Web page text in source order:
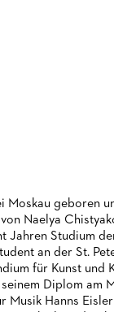
Moskau geboren
Naelya
Jahren Studium
an der St.
für Kunst und
Diplom am
Musik Hanns